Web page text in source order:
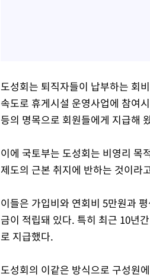
도성회는 퇴직자들이 납부하는 회
속도로 휴게시설 운영사업에 참여
등의 명목으로 회원들에게 지급해
이에 국토부는 도성회는 비영리 목
제도의 근본 취지에 반하는 것이라
이들은 가입비와 연회비 5만원과
금이 적립돼 있다. 특히 최근 10년
로 지급했다.
도성회의 이같은 방식으로 구성원